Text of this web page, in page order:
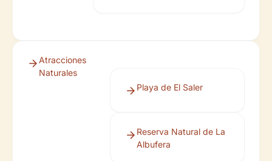
Atracciones
Naturales
Playa de El Saler
Reserva Natural de La
Albufera